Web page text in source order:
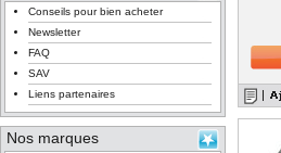
Conseils pour bien acheter
Newsletter
FAQ
SAV
Liens partenaires
Nos marques